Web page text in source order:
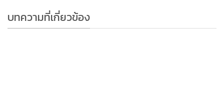
บทความที่เกี่ยวข้อง